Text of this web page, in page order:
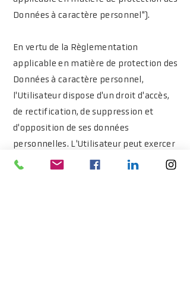
Données à caractère personnel").
En vertu de la Règlementation
applicable en matière de protection des
Données à caractère personnel,
l'Utilisateur dispose d'un droit d'accès,
de rectification, de suppression et
d'opposition de ses données
personnelles. L'Utilisateur peut exercer
ce droit :